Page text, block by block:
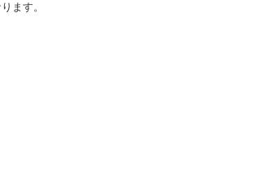
ます。